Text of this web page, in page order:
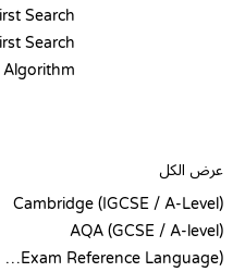
Search
Algorithm
عرض الكل
Cambridge (IGCSE / A-Level)
AQA (GCSE / A-level)
OCR (Exam Reference Language)